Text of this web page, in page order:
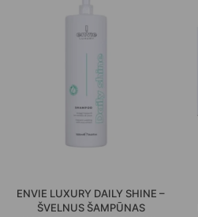
ENVIE LUXURY DAILY SHINE –
ŠVELNUS ŠAMPŪNAS